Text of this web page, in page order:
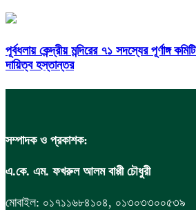
পূর্বধলায় কেন্দ্রীয় মন্দিরের ৭১ সদস্যের পূর্ণাঙ্গ
দায়িত্ব হস্তান্তর
সম্পাদক ও প্রকাশক:
এ.কে. এম. ফখরুল আলম বাপ্পী চৌধুরী
মোবাইল: ০১৭১১৬৮৪১০৪, ০১৩০৩৩০০৫৩৯